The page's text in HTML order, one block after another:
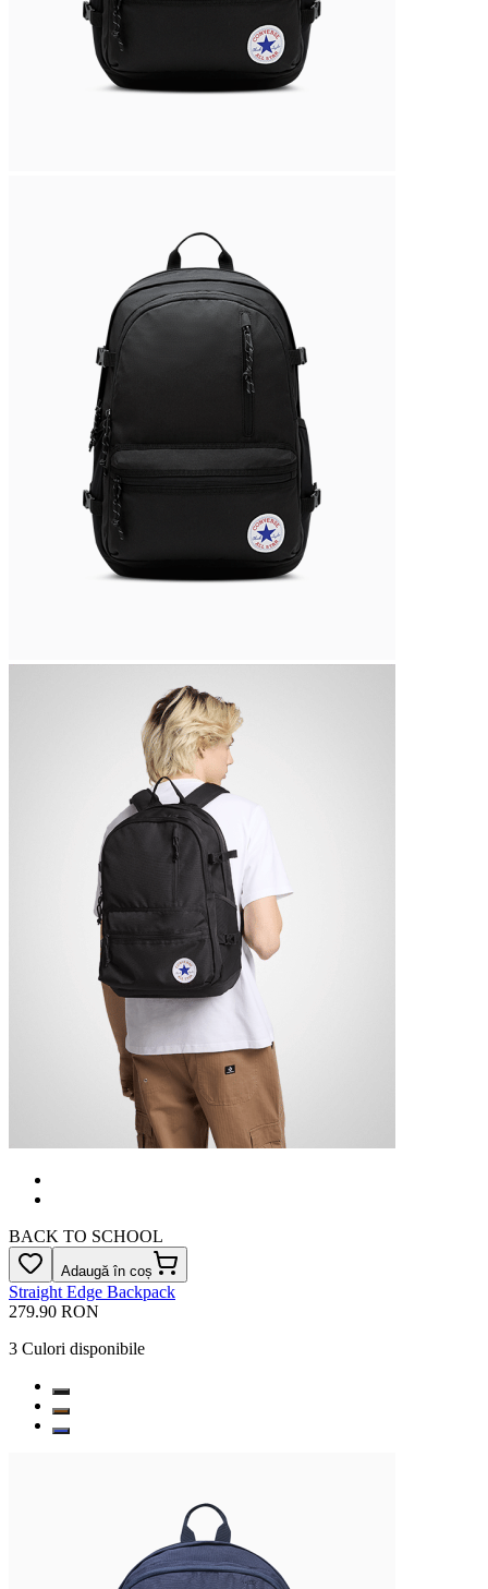
BACK TO SCHOOL
Adaugă în coș
Straight Edge Backpack
279.90 RON
3 Culori disponibile